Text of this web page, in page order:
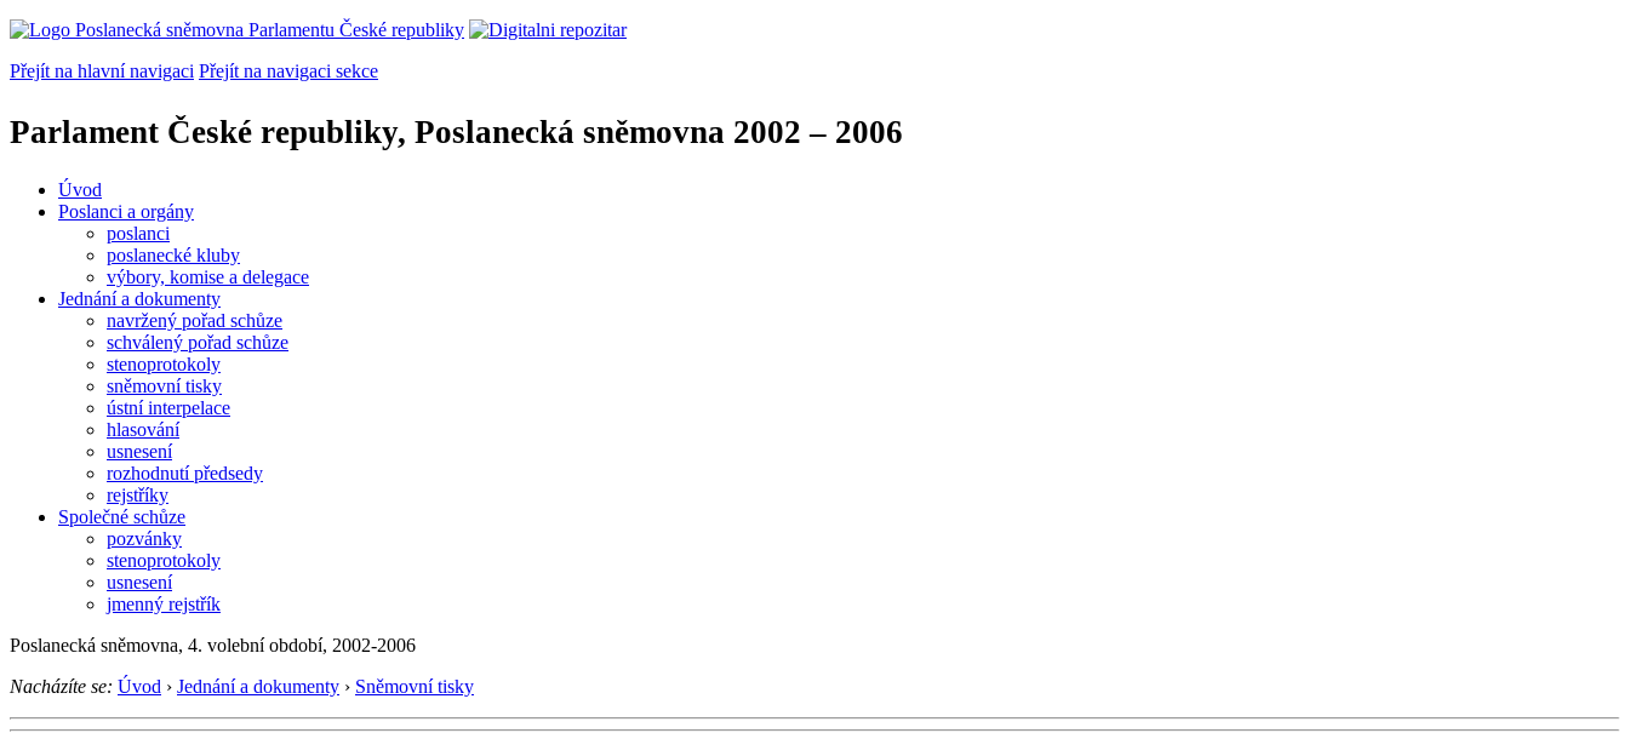
Přejít na hlavní navigaci Přejít na navigaci sekce
Parlament České republiky, Poslanecká sněmovna 2002 – 2006
Úvod
Poslanci a orgány
poslanci
poslanecké kluby
výbory, komise a delegace
Jednání a dokumenty
navržený pořad schůze
schválený pořad schůze
stenoprotokoly
sněmovní tisky
ústní interpelace
hlasování
usnesení
rozhodnutí předsedy
rejstříky
Společné schůze
pozvánky
stenoprotokoly
usnesení
jmenný rejstřík
Poslanecká sněmovna, 4. volební období, 2002-2006
Nacházíte se: Úvod › Jednání a dokumenty › Sněmovní tisky